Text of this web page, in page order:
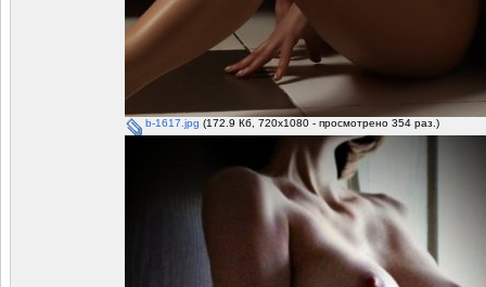
b-1617.jpg (172.9 Кб, 720x1080 - просмотрено 354 раз.)